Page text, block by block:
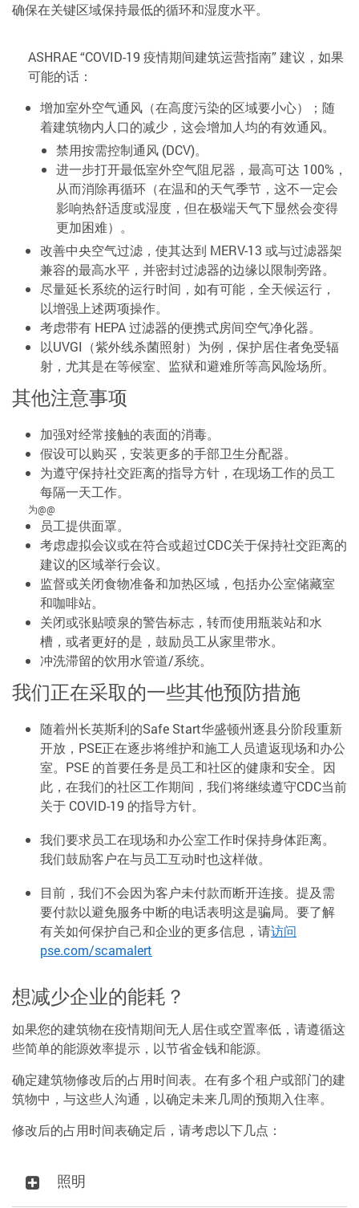
确保在关键区域保持最低的循环和湿度水平。
ASHRAE “COVID-19 疫情期间建筑运营指南” 建议，如果
可能的话：
增加室外空气通风（在高度污染的区域要小心）；随
着建筑物内人口的减少，这会增加人均的有效通风。
禁用按需控制通风 (DCV)。
进一步打开最低室外空气阻尼器，最高可达 100%，
从而消除再循环（在温和的天气季节，这不一定会
影响热舒适度或湿度，但在极端天气下显然会变得
更加困难）。
改善中央空气过滤，使其达到 MERV-13 或与过滤器架
兼容的最高水平，并密封过滤器的边缘以限制旁路。
尽量延长系统的运行时间，如有可能，全天候运行，
以增强上述两项操作。
考虑带有 HEPA 过滤器的便携式房间空气净化器。
以UVGI（紫外线杀菌照射）为例，保护居住者免受辐
射，尤其是在等候室、监狱和避难所等高风险场所。
其他注意事项
加强对经常接触的表面的消毒。
假设可以购买，安装更多的手部卫生分配器。
为遵守保持社交距离的指导方针，在现场工作的员工
每隔一天工作。
为@@
员工提供面罩。
考虑虚拟会议或在符合或超过CDC关于保持社交距离的
建议的区域举行会议。
监督或关闭食物准备和加热区域，包括办公室储藏室
和咖啡站。
关闭或张贴喷泉的警告标志，转而使用瓶装站和水
槽，或者更好的是，鼓励员工从家里带水。
冲洗滞留的饮用水管道/系统。
我们正在采取的一些其他预防措施
随着州长英斯利的Safe Start华盛顿州逐县分阶段重新
开放，PSE正在逐步将维护和施工人员遣返现场和办公
室。PSE 的首要任务是员工和社区的健康和安全。因
此，在我们的社区工作期间，我们将继续遵守CDC当前
关于 COVID-19 的指导方针。
我们要求员工在现场和办公室工作时保持身体距离。
我们鼓励客户在与员工互动时也这样做。
目前，我们不会因为客户未付款而断开连接。提及需
要付款以避免服务中断的电话表明这是骗局。要了解
有关如何保护自己和企业的更多信息，请访问
pse.com/scamalert
想减少企业的能耗？
如果您的建筑物在疫情期间无人居住或空置率低，请遵循这
些简单的能源效率提示，以节省金钱和能源。
确定建筑物修改后的占用时间表。在有多个租户或部门的建
筑物中，与这些人沟通，以确定未来几周的预期入住率。
修改后的占用时间表确定后，请考虑以下几点：
照明